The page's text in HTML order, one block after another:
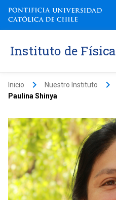
Instituto de Física
Inicio keyboard_arrow_right Nuestro Instituto keyboard_arrow_right
Paulina Shinya